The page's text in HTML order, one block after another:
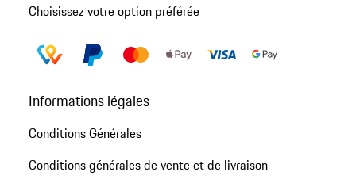
Choisissez votre option préférée
Informations légales
Conditions Générales
Conditions générales de vente et de livraison